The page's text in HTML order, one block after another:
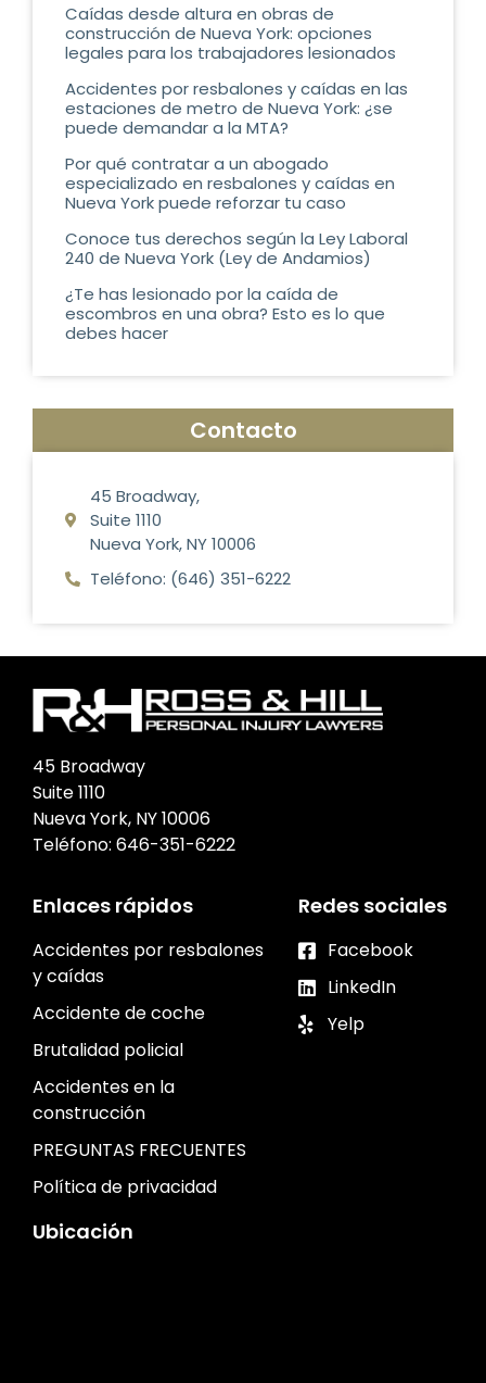
Caídas desde altura en obras de
construcción de Nueva York: opciones
legales para los trabajadores lesionados
Accidentes por resbalones y caídas en las
estaciones de metro de Nueva York: ¿se
puede demandar a la MTA?
Por qué contratar a un abogado
especializado en resbalones y caídas en
Nueva York puede reforzar tu caso
Conoce tus derechos según la Ley Laboral
240 de Nueva York (Ley de Andamios)
¿Te has lesionado por la caída de
escombros en una obra? Esto es lo que
debes hacer
Contacto
45 Broadway,
Suite 1110
Nueva York, NY 10006
Teléfono: (646) 351-6222
45 Broadway
Suite 1110
Nueva York, NY 10006
Teléfono: 646-351-6222
Enlaces rápidos
Accidentes por resbalones
y caídas
Accidente de coche
Brutalidad policial
Accidentes en la
construcción
PREGUNTAS FRECUENTES
Política de privacidad
Redes sociales
Facebook
LinkedIn
Yelp
Ubicación